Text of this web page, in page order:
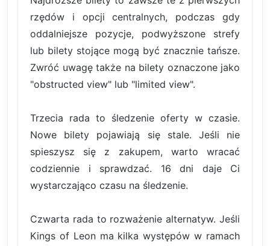
rzędów i opcji centralnych, podczas gdy
oddalniejsze pozycje, podwyższone strefy
lub bilety stojące mogą być znacznie tańsze.
Zwróć uwagę także na bilety oznaczone jako
"obstructed view" lub "limited view".
Trzecia rada to śledzenie oferty w czasie.
Nowe bilety pojawiają się stale. Jeśli nie
spieszysz się z zakupem, warto wracać
codziennie i sprawdzać. 16 dni daje Ci
wystarczająco czasu na śledzenie.
Czwarta rada to rozważenie alternatyw. Jeśli
Kings of Leon ma kilka występów w ramach